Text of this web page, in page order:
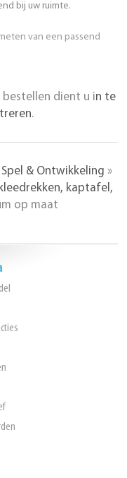
bij uw ruimte.
van een passend
bestellen dient u in te
.
Spel & Ontwikkeling »
kaptafel,
op maat